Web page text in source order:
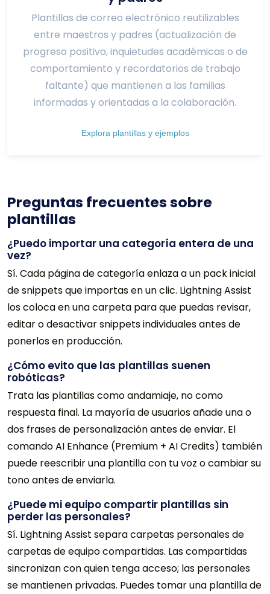
Plantillas de correo electrónico reutilizables
entre maestros y padres (actualización de
progreso positivo, inquietudes académicas o de
comportamiento y recordatorios de trabajo
faltante) que mantienen a las familias
informadas y orientadas a la colaboración.
Explora plantillas y ejemplos
Preguntas frecuentes sobre
plantillas
¿Puedo importar una categoría entera de una
vez?
Sí. Cada página de categoría enlaza a un pack inicial
de snippets que importas en un clic. Lightning Assist
los coloca en una carpeta para que puedas revisar,
editar o desactivar snippets individuales antes de
ponerlos en producción.
¿Cómo evito que las plantillas suenen
robóticas?
Trata las plantillas como andamiaje, no como
respuesta final. La mayoría de usuarios añade una o
dos frases de personalización antes de enviar. El
comando AI Enhance (Premium + AI Credits) también
puede reescribir una plantilla con tu voz o cambiar su
tono antes de enviarla.
¿Puede mi equipo compartir plantillas sin
perder las personales?
Sí. Lightning Assist separa carpetas personales de
carpetas de equipo compartidas. Las compartidas
sincronizan con quien tenga acceso; las personales
se mantienen privadas. Puedes tomar una plantilla de